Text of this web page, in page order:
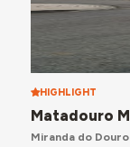
HIGHLIGHT
Matadouro
Miranda do Douro